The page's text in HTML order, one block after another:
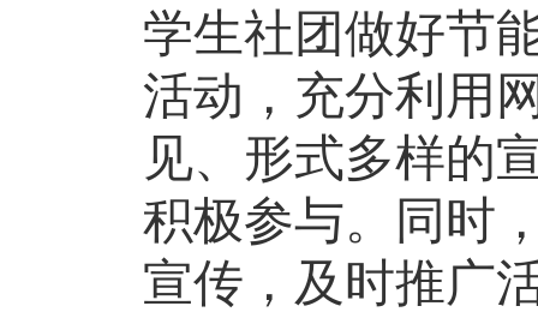
学生社团做好节
活动，充分利用
见、形式多样的
积极参与。同时
宣传，及时推广